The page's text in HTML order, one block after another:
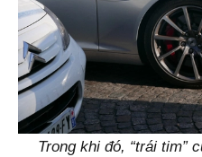
Trong khi đó, “trái tim”